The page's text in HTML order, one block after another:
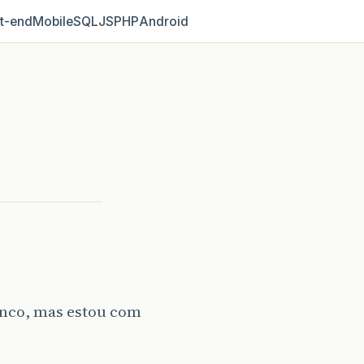
MobileSQLJSPHPAndroid
mas estou com